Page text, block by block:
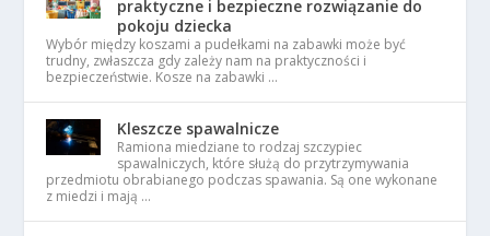
praktyczne i bezpieczne rozwiązanie do
pokoju dziecka
Wybór między koszami a pudełkami na zabawki może być
trudny, zwłaszcza gdy zależy nam na praktyczności i
bezpieczeństwie. Kosze na zabawki …
Kleszcze spawalnicze
Ramiona miedziane to rodzaj szczypiec
spawalniczych, które służą do przytrzymywania
przedmiotu obrabianego podczas spawania. Są one wykonane
z miedzi i mają …